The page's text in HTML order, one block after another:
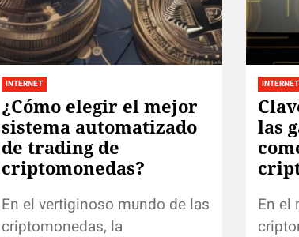
INTERNET
¿Cómo elegir el mejor
sistema automatizado
de trading de
criptomonedas?
En el vertiginoso mundo de las
criptomonedas, la
INTERNET
las
En el